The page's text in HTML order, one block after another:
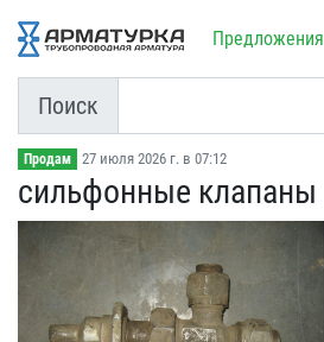
Предложения
Поиск
Продам 27 июля 2026 г. в 07:12
сильфонные клапаны